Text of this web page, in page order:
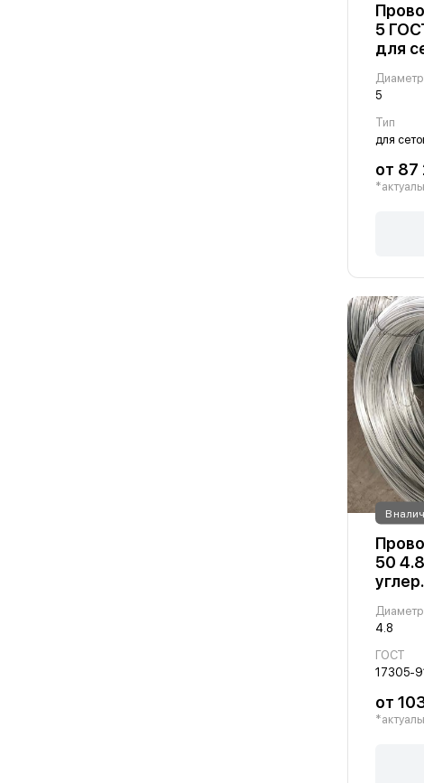
5
для
5
Тип
для
от 87
В
50
4.8
ГОСТ
17305-
от